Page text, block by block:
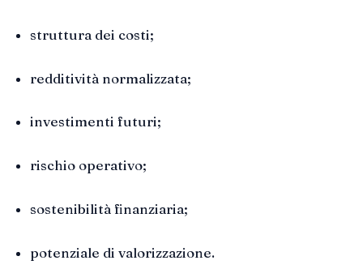
struttura dei costi;
redditività normalizzata;
investimenti futuri;
rischio operativo;
sostenibilità finanziaria;
potenziale di valorizzazione.